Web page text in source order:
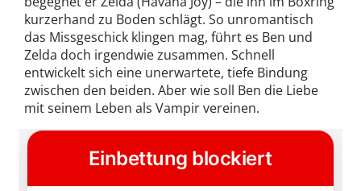
kurzerhand zu Boden schlägt. So unromantisch
das Missgeschick klingen mag, führt es Ben und
Zelda doch irgendwie zusammen. Schnell
entwickelt sich eine unerwartete, tiefe Bindung
zwischen den beiden. Aber wie soll Ben die Liebe
mit seinem Leben als Vampir vereinen.